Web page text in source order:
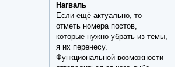
Нагваль
Если ещё актуально, то
отметь номера постов,
которые нужно убрать из темы,
я их перенесу.
Функциональной возможности